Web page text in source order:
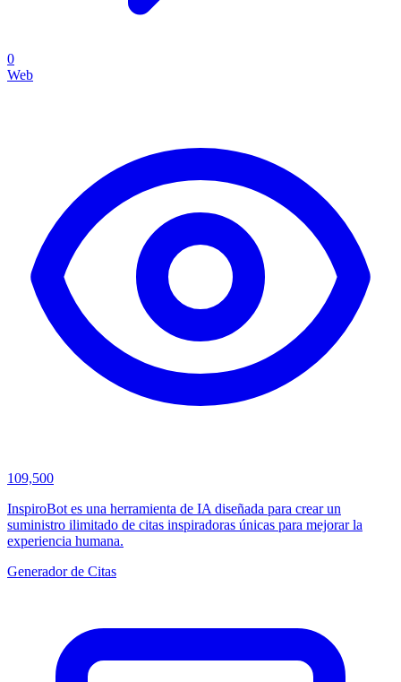
0
Web
109,500
InspiroBot es una herramienta de IA diseñada para crear un
suministro ilimitado de citas inspiradoras únicas para mejorar la
experiencia humana.
Generador de Citas